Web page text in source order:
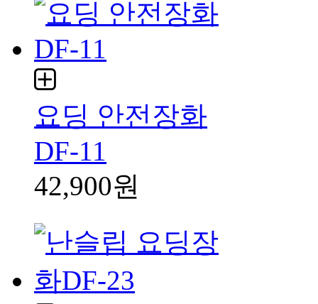
요딩 안전장화
DF-11
42,900원